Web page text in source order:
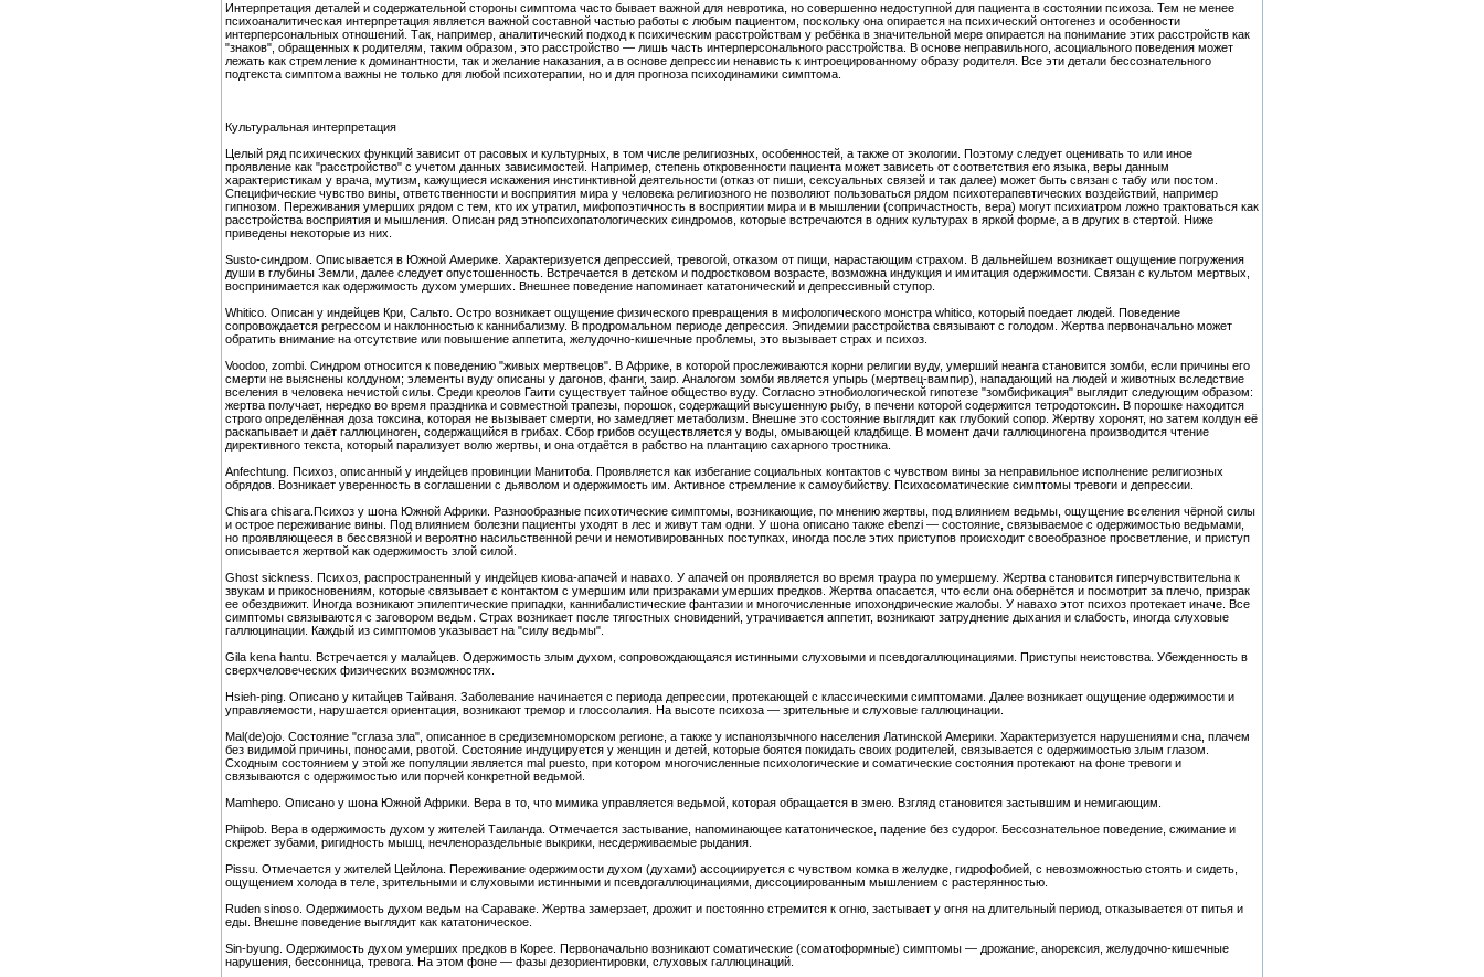
Интерпретация деталей и содержательной стороны симптома часто бывает важной для невротика, но совершенно недоступной для пациента в состоянии психоза. Тем не менее
психоаналитическая интерпретация является важной составной частью работы с любым пациентом, поскольку она опирается на психический онтогенез и особенности
интерперсональных отношений. Так, например, аналитический подход к психическим расстройствам у ребёнка в значительной мере опирается на понимание этих расстройств как
"знаков", обращенных к родителям, таким образом, это расстройство — лишь часть интерперсонального расстройства. В основе неправильного, асоциального поведения может
лежать как стремление к доминантности, так и желание наказания, а в основе депрессии ненависть к интроецированному образу родителя. Все эти детали бессознательного
подтекста симптома важны не только для любой психотерапии, но и для прогноза психодинамики симптома.
Культуральная интерпретация
Целый ряд психических функций зависит от расовых и культурных, в том числе религиозных, особенностей, а также от экологии. Поэтому следует оценивать то или иное
проявление как "расстройство" с учетом данных зависимостей. Например, степень откровенности пациента может зависеть от соответствия его языка, веры данным
характеристикам у врача, мутизм, кажущиеся искажения инстинктивной деятельности (отказ от пиши, сексуальных связей и так далее) может быть связан с табу или постом.
Специфические чувство вины, ответственности и восприятия мира у человека религиозного не позволяют пользоваться рядом психотерапевтических воздействий, например
гипнозом. Переживания умерших рядом с тем, кто их утратил, мифопоэтичность в восприятии мира и в мышлении (сопричастность, вера) могут психиатром ложно трактоваться как
расстройства восприятия и мышления. Описан ряд этнопсихопатологических синдромов, которые встречаются в одних культурах в яркой форме, а в других в стертой. Ниже
приведены некоторые из них.
Susto-синдром. Описывается в Южной Америке. Характеризуется депрессией, тревогой, отказом от пищи, нарастающим страхом. В дальнейшем возникает ощущение погружения
души в глубины Земли, далее следует опустошенность. Встречается в детском и подростковом возрасте, возможна индукция и имитация одержимости. Связан с культом мертвых,
воспринимается как одержимость духом умерших. Внешнее поведение напоминает кататонический и депрессивный ступор.
Whitico. Описан у индейцев Кри, Сальто. Остро возникает ощущение физического превращения в мифологического монстра whitico, который поедает людей. Поведение
сопровождается регрессом и наклонностью к каннибализму. В продромальном периоде депрессия. Эпидемии расстройства связывают с голодом. Жертва первоначально может
обратить внимание на отсутствие или повышение аппетита, желудочно-кишечные проблемы, это вызывает страх и психоз.
Voodoo, zombi. Синдром относится к поведению "живых мертвецов". В Африке, в которой прослеживаются корни религии вуду, умерший неанга становится зомби, если причины его
смерти не выяснены колдуном; элементы вуду описаны у дагонов, фанги, заир. Аналогом зомби является упырь (мертвец-вампир), нападающий на людей и животных вследствие
вселения в человека нечистой силы. Среди креолов Гаити существует тайное общество вуду. Согласно этнобиологической гипотезе "зомбификация" выглядит следующим образом:
жертва получает, нередко во время праздника и совместной трапезы, порошок, содержащий высушенную рыбу, в печени которой содержится тетродотоксин. В порошке находится
строго определённая доза токсина, которая не вызывает смерти, но замедляет метаболизм. Внешне это состояние выглядит как глубокий сопор. Жертву хоронят, но затем колдун её
раскапывает и даёт галлюциноген, содержащийся в грибах. Сбор грибов осуществляется у воды, омывающей кладбище. В момент дачи галлюциногена производится чтение
директивного текста, который парализует волю жертвы, и она отдаётся в рабство на плантацию сахарного тростника.
Anfechtung. Психоз, описанный у индейцев провинции Манитоба. Проявляется как избегание социальных контактов с чувством вины за неправильное исполнение религиозных
обрядов. Возникает уверенность в соглашении с дьяволом и одержимость им. Активное стремление к самоубийству. Психосоматические симптомы тревоги и депрессии.
Chisara chisara.Психоз у шона Южной Африки. Разнообразные психотические симптомы, возникающие, по мнению жертвы, под влиянием ведьмы, ощущение вселения чёрной силы
и острое переживание вины. Под влиянием болезни пациенты уходят в лес и живут там одни. У шона описано также ebenzi — состояние, связываемое с одержимостью ведьмами,
но проявляющееся в бессвязной и вероятно насильственной речи и немотивированных поступках, иногда после этих приступов происходит своеобразное просветление, и приступ
описывается жертвой как одержимость злой силой.
Ghost sickness. Психоз, распространенный у индейцев киова-апачей и навахо. У апачей он проявляется во время траура по умершему. Жертва становится гиперчувствительна к
звукам и прикосновениям, которые связывает с контактом с умершим или призраками умерших предков. Жертва опасается, что если она обернётся и посмотрит за плечо, призрак
ее обездвижит. Иногда возникают эпилептические припадки, каннибалистические фантазии и многочисленные ипохондрические жалобы. У навахо этот психоз протекает иначе. Все
симптомы связываются с заговором ведьм. Страх возникает после тягостных сновидений, утрачивается аппетит, возникают затруднение дыхания и слабость, иногда слуховые
галлюцинации. Каждый из симптомов указывает на "силу ведьмы".
Gila kena hantu. Встречается у малайцев. Одержимость злым духом, сопровождающаяся истинными слуховыми и псевдогаллюцинациями. Приступы неистовства. Убежденность в
сверхчеловеческих физических возможностях.
Hsieh-ping. Описано у китайцев Тайваня. Заболевание начинается с периода депрессии, протекающей с классическими симптомами. Далее возникает ощущение одержимости и
управляемости, нарушается ориентация, возникают тремор и глоссолалия. На высоте психоза — зрительные и слуховые галлюцинации.
Mal(de)ojo. Состояние "сглаза зла", описанное в средиземноморском регионе, а также у испаноязычного населения Латинской Америки. Характеризуется нарушениями сна, плачем
без видимой причины, поносами, рвотой. Состояние индуцируется у женщин и детей, которые боятся покидать своих родителей, связывается с одержимостью злым глазом.
Сходным состоянием у этой же популяции является mal puesto, при котором многочисленные психологические и соматические состояния протекают на фоне тревоги и
связываются с одержимостью или порчей конкретной ведьмой.
Mamhepo. Описано у шона Южной Африки. Вера в то, что мимика управляется ведьмой, которая обращается в змею. Взгляд становится застывшим и немигающим.
Phiipob. Вера в одержимость духом у жителей Таиланда. Отмечается застывание, напоминающее кататоническое, падение без судорог. Бессознательное поведение, сжимание и
скрежет зубами, ригидность мышц, нечленораздельные выкрики, несдерживаемые рыдания.
Pissu. Отмечается у жителей Цейлона. Переживание одержимости духом (духами) ассоциируется с чувством комка в желудке, гидрофобией, с невозможностью стоять и сидеть,
ощущением холода в теле, зрительными и слуховыми истинными и псевдогаллюцинациями, диссоциированным мышлением с растерянностью.
Ruden sinoso. Одержимость духом ведьм на Сараваке. Жертва замерзает, дрожит и постоянно стремится к огню, застывает у огня на длительный период, отказывается от питья и
еды. Внешне поведение выглядит как кататоническое.
Sin-byung. Одержимость духом умерших предков в Корее. Первоначально возникают соматические (соматоформные) симптомы — дрожание, анорексия, желудочно-кишечные
нарушения, бессонница, тревога. На этом фоне — фазы дезориентировки, слуховых галлюцинаций.